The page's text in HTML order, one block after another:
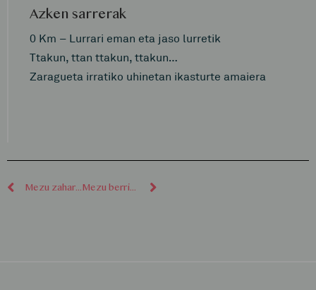
Azken sarrerak
0 Km – Lurrari eman eta jaso lurretik
Ttakun, ttan ttakun, ttakun…
Zaragueta irratiko uhinetan ikasturte amaiera
Mezu zaharragoak Mezu berriagoak